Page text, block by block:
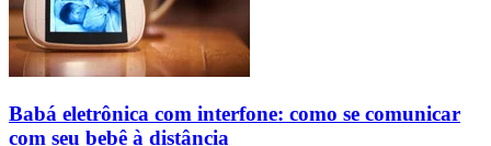
Babá eletrônica com interfone: como se comunicar
com seu bebê à distância